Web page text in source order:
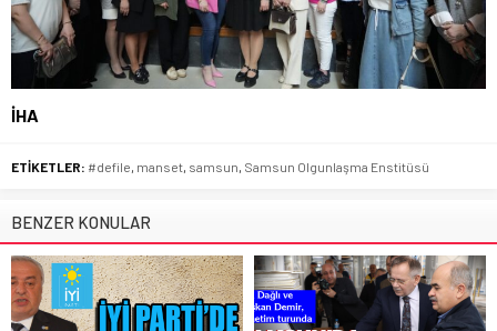
İHA
ETİKETLER: #defile, manset, samsun, Samsun Olgunlaşma Enstitüsü
BENZER KONULAR